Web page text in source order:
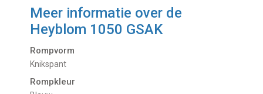
Meer informatie over de
Heyblom 1050 GSAK
Rompvorm
Knikspant
Rompkleur